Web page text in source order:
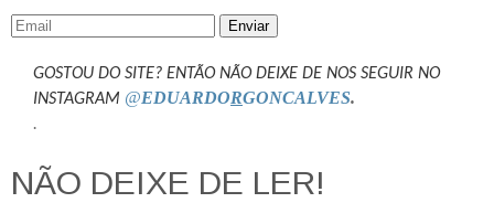
Enviar
GOSTOU DO SITE? ENTÃO NÃO DEIXE DE NOS SEGUIR NO
INSTAGRAM @EDUARDORGONCALVES.
.
NÃO DEIXE DE LER!